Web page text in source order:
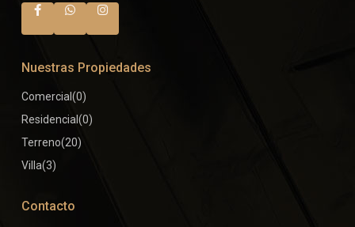
Nuestras Propiedades
Comercial (0)
Residencial (0)
Terreno(20)
Villa(3)
Contacto